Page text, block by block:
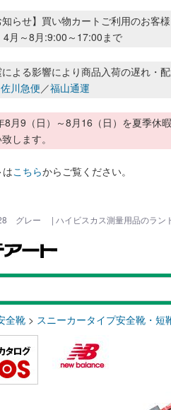
らせ】買い物カートご利用のお客
月～8月:9:00～17:00まで
よる影響により商品入荷の遅れ・
佐川急便／福山通運
8月9（日）～8月16（日）を夏季休
します。
はこちらからご覧ください。
レー | ハイビスカス測量用品のラン
全靴 > スニーカータイプ安全靴・短